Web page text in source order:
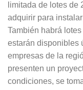
limitada de lotes de
adquirir para
También habrá
estarán disponibles
empresas de la
presenten un
condiciones, se